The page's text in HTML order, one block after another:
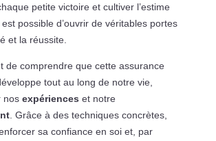
petite victoire et cultiver l’estime
possible d’ouvrir de véritables portes
et la réussite.
de comprendre que cette assurance
tout au long de notre vie,
nos expériences et notre
. Grâce à des techniques concrètes,
sa confiance en soi et, par